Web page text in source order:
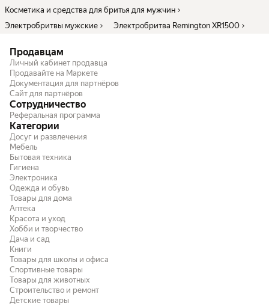
Косметика и средства для бритья для мужчин
Электробритвы мужские
Электробритва Remington XR1500
Продавцам
Личный кабинет продавца
Продавайте на Маркете
Документация для партнёров
Сайт для партнёров
Сотрудничество
Реферальная программа
Категории
Досуг и развлечения
Мебель
Бытовая техника
Гигиена
Электроника
Одежда и обувь
Товары для дома
Аптека
Красота и уход
Хобби и творчество
Дача и сад
Книги
Товары для школы и офиса
Спортивные товары
Товары для животных
Строительство и ремонт
Детские товары